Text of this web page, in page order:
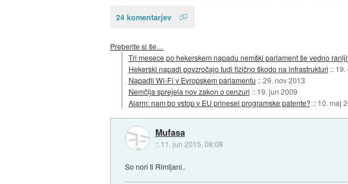
24 komentarjev
Preberite si še…
Tri mesece po hekerskem napadu nemški parlament še vedno
Hekerski napadi povzročajo tudi fizično škodo na infrastrukturi :: 19.
Napadli Wi-Fi v Evropskem parlamentu ::29. nov 2013
Nemčija sprejela nov zakon o cenzuri :: 19. jun 2009
Alarm: nam bo vstop v EU prinesel programske patente? :: 10. maj
Mufasa
:: 11. jun 2015, 08:08
So nori ti Rimljani..